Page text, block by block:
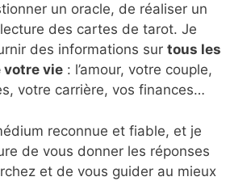
un oracle, de réaliser un
des cartes de tarot. Je
des informations sur tous les
votre vie : l’amour, votre couple,
votre carrière, vos finances…
reconnue et fiable, et je
de vous donner les réponses
et de vous guider au mieux